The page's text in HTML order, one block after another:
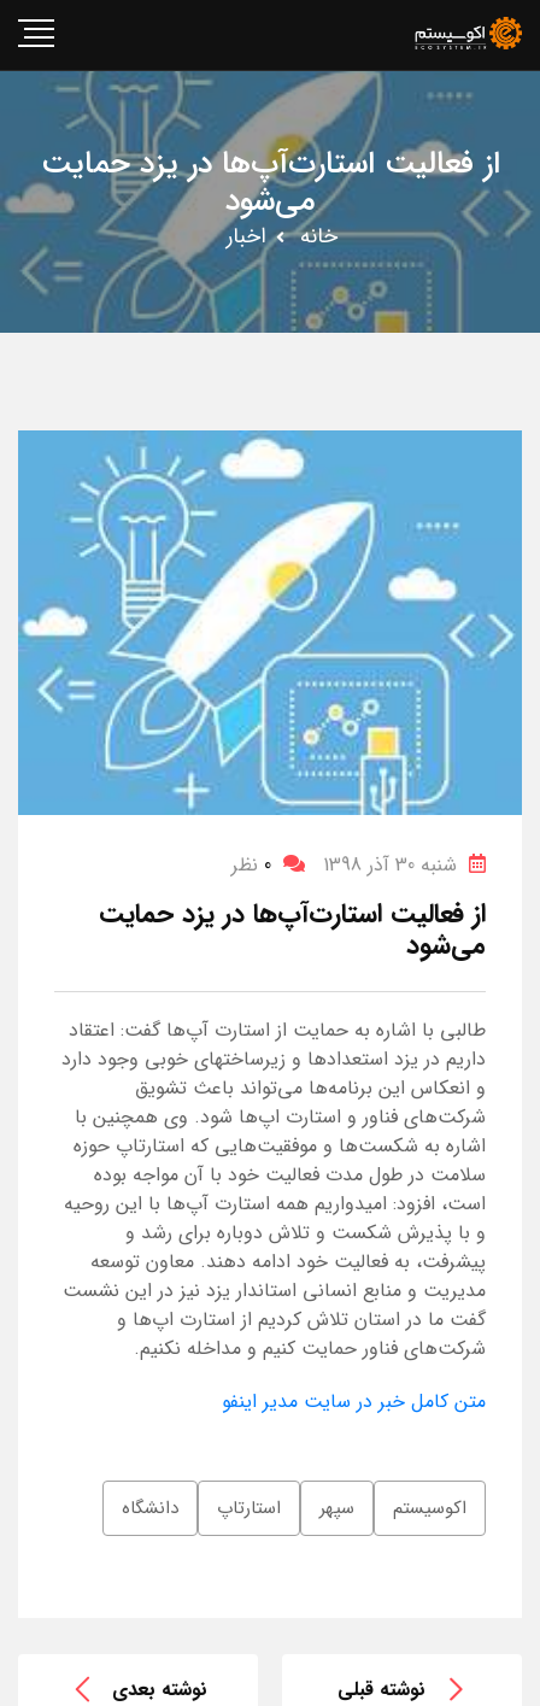
از فعالیت‌ استارت‌آپ‌ها در یزد حمایت
می‌شود
خانه اخبار
شنبه 30 آذر 1398 0 نظر
از فعالیت‌ استارت‌آپ‌ها در یزد حمایت
می‌شود
طالبی با اشاره به حمایت از استارت آپ‌ها گفت: اعتقاد
داریم در یزد استعدادها و زیرساختهای خوبی وجود دارد
و انعکاس این برنامه‌ها می‌تواند باعث تشویق
شرکت‌های فناور و استارت اپ‌ها شود. وی همچنین با
اشاره به شکست‌ها و موفقیت‌هایی که استارتاپ حوزه
سلامت در طول مدت فعالیت خود با آن مواجه بوده
است، افزود: امیدواریم همه استارت آپ‌ها با این روحیه
و با پذیرش شکست و تلاش دوباره برای رشد و
پیشرفت، به فعالیت خود ادامه دهند. معاون توسعه
مدیریت و منابع انسانی استاندار یزد نیز در این نشست
گفت ما در استان تلاش کردیم از استارت اپ‌ها و
شرکت‌های فناور حمایت کنیم و مداخله نکنیم.
متن کامل خبر در سایت مدیر اینفو
اکوسیستم سپهر استارتاپ دانشگاه
نوشته قبلی نوشته بعدی